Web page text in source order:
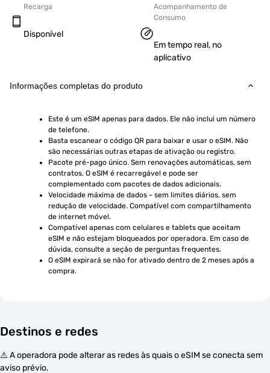
Recarga
Disponível
Acompanhamento de
Consumo
Em tempo real, no
aplicativo
Informações completas do produto
Este é um eSIM apenas para dados. Ele não inclui um número
de telefone.
Basta escanear o código QR para baixar e usar o eSIM. Não
são necessárias outras etapas de ativação ou registro.
Pacote pré-pago único. Sem renovações automáticas, sem
contratos. O eSIM é recarregável e pode ser
complementado com pacotes de dados adicionais.
Velocidade máxima de dados - sem limites diários, sem
redução de velocidade. Compatível com compartilhamento
de internet móvel.
Compatível apenas com celulares e tablets que aceitam
eSIM e não estejam bloqueados por operadora. Em caso de
dúvida, consulte a seção de perguntas frequentes.
O eSIM expirará se não for ativado dentro de 2 meses após a
compra.
Destinos e redes
⚠️ A operadora pode alterar as redes às quais o eSIM se conecta sem
aviso prévio.